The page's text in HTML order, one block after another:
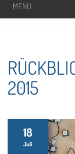
MENU
2015
18
Juli